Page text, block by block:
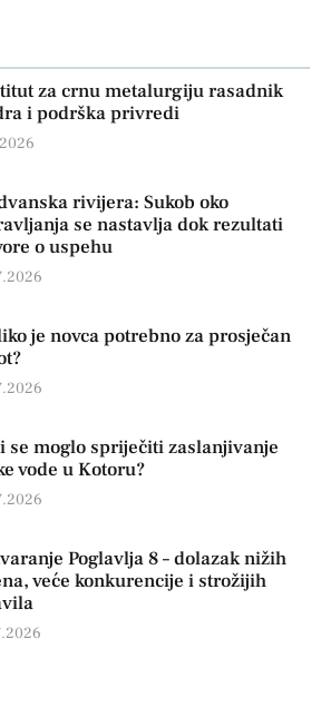
za crnu metalurgiju rasadnik
i podrška privredi
rivijera: Sukob oko
se nastavlja dok rezultati
o uspehu
je novca potrebno za prosječan
se moglo spriječiti zaslanjivanje
vode u Kotoru?
Poglavlja 8 – dolazak nižih
veće konkurencije i strožijih